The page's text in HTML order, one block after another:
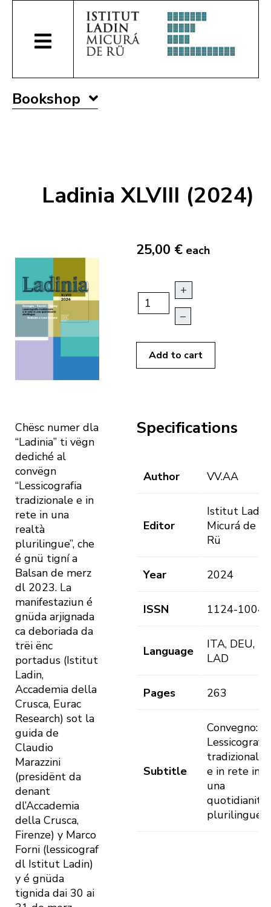
Bookshop
Ladinia XLVIII (2024)
Chësc numer dla
“Ladinia” ti vëgn
dediché al
convëgn
“Lessicografia
tradizionale e in
rete in una
realtà
plurilingue”, che
é gnü tigní a
Balsan de merz
dl 2023. La
manifestaziun é
gnüda arjignada
ca deboriada da
trëi ënc
portadus (Istitut
Ladin,
Accademia della
Crusca, Eurac
Research) sot la
guida de
Claudio
Marazzini
(presidënt da
denant
dl’Accademia
della Crusca,
Firenze) y Marco
Forni (lessicograf
dl Istitut Ladin)
y é gnüda
tignida dai 30 ai
25,00 € each
+
–
Add to cart
Specifications
Author VV.AA
Editor
Istitut Ladin
Micurá de
Rü
Year 2024
ISSN 1124-1004
Language
ITA, DEU,
LAD
Pages 263
Subtitle
Convegno:
Lessicografia
tradizionale
e in rete in
una
quotidianità
plurilingue